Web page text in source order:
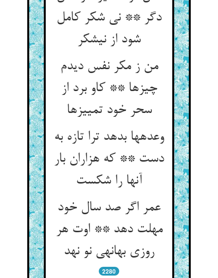
دگر ** نی شکر کامل
شود از نیشکر
من ز مکر نفس دیدم
چیزها ** کاو برد از
سحر خود تمییزها
وعده‏ها بدهد ترا تازه به
دست ** که هزاران بار
آنها را شکست‏
عمر اگر صد سال خود
مهلت دهد ** اوت هر
روزی بهانه‏ی نو نهد
2280